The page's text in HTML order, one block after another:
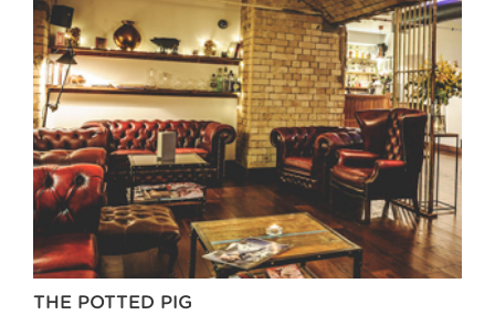
THE POTTED PIG